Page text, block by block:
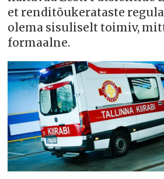
et renditõukerataste
olema sisuliselt toimiv,
formaalne.